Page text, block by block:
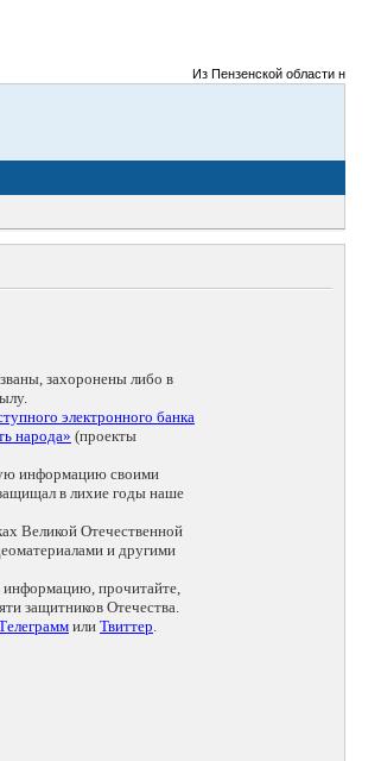
Из Пензенской области на
захоронены либо в
электронного банка
народа» (проекты
информацию своими
в лихие годы наше
Великой Отечественной
и другими
информацию, прочитайте,
защитников Отечества.
или Твиттер.